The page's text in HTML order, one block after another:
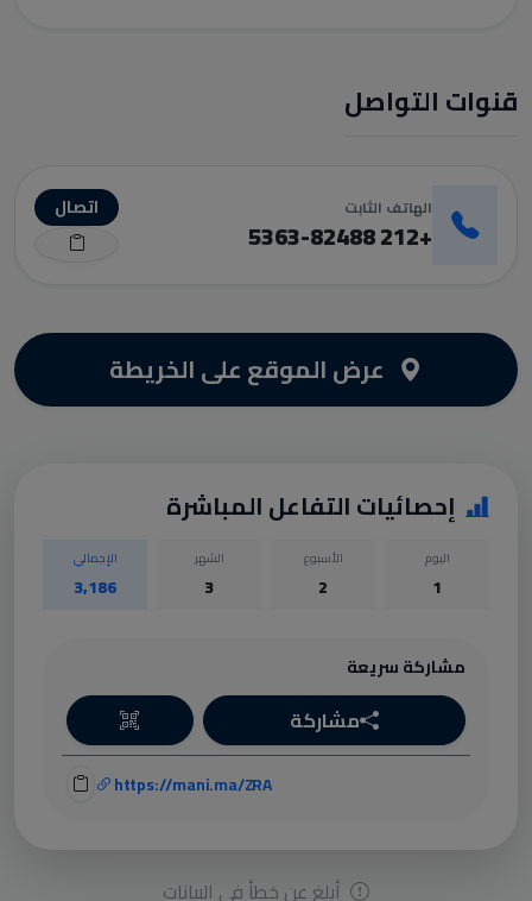
قنوات التواصل
الهاتف الثابت
+212 5363-82488
اتصال
عرض الموقع على الخريطة
إحصائيات التفاعل المباشرة
اليوم
1
الأسبوع
2
الشهر
3
الإجمالي
3,186
مشاركة سريعة
مشاركة
https://mani.ma/ZRA
أبلغ عن خطأ في البيانات